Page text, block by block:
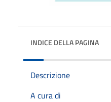
INDICE DELLA PAGINA
Descrizione
A cura di